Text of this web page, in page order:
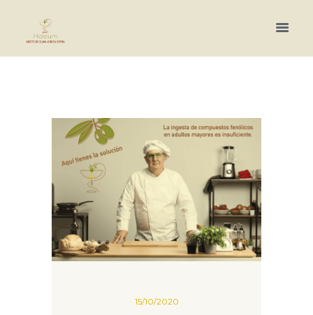
15/10/2020